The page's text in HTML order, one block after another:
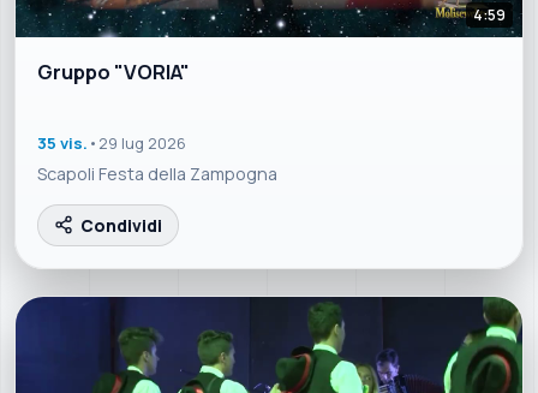
4:59
Gruppo "VORIA"
35 vis. • 29 lug 2026
Scapoli Festa della Zampogna
Condividi